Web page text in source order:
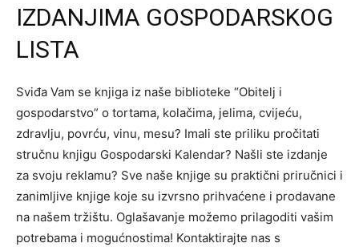
IZDANJIMA GOSPODARSKOG
LISTA
Sviđa Vam se knjiga iz naše biblioteke “Obitelj i
gospodarstvo” o tortama, kolačima, jelima, cvijeću,
zdravlju, povrću, vinu, mesu? Imali ste priliku pročitati
stručnu knjigu Gospodarski Kalendar? Našli ste izdanje
za svoju reklamu? Sve naše knjige su praktični priručnici i
zanimljive knjige koje su izvrsno prihvaćene i prodavane
na našem tržištu. Oglašavanje možemo prilagoditi vašim
potrebama i mogućnostima! Kontaktirajte nas s